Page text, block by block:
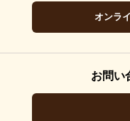
オンラ
お問い